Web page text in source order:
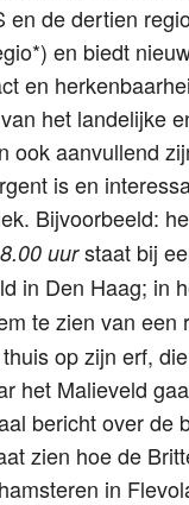
en de dertien
en biedt
en
het landelijke
ook aanvullend
is en
Bijvoorbeeld:
uurstaat bij
in Den Haag; in
te zien van een
op zijn erf,
het Malieveld
bericht over de
zien hoe de
in